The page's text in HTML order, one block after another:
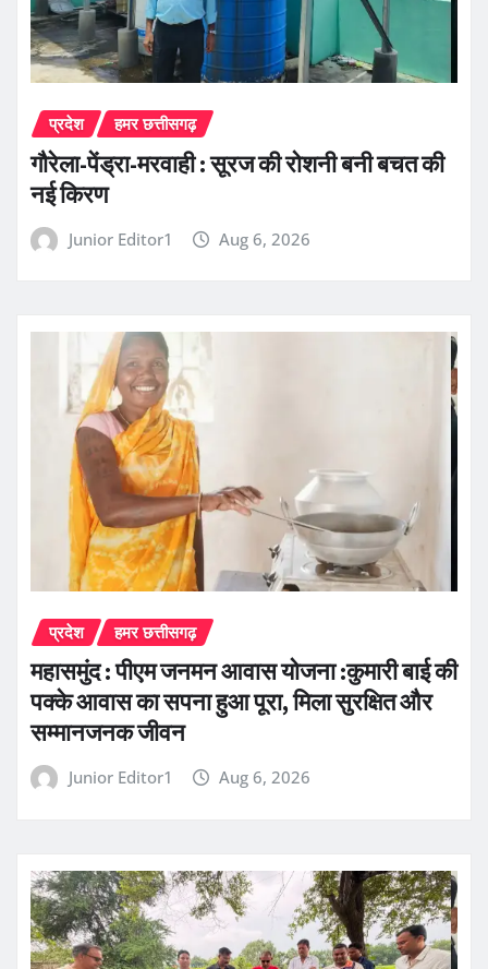
प्रदेश हमर छत्तीसगढ़
गौरेला-पेंड्रा-मरवाही : सूरज की रोशनी बनी बचत की
नई किरण
Junior Editor1 Aug 6, 2026
प्रदेश हमर छत्तीसगढ़
महासमुंद : पीएम जनमन आवास योजना :कुमारी बाई की
पक्के आवास का सपना हुआ पूरा, मिला सुरक्षित और
सम्मानजनक जीवन
Junior Editor1 Aug 6, 2026